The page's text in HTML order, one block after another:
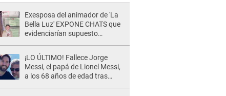
Exesposa del animador de 'La
Bella Luz' EXPONE CHATS que
evidenciarían supuesto
Saldaña, pese a tener pareja
¡LO ÚLTIMO! Fallece Jorge
Messi, el papá de Lionel Messi,
a los 68 años de edad tras